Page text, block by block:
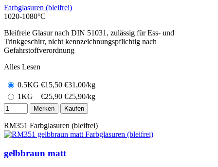
Farbglasuren (bleifrei)
1020-1080°C
Bleifreie Glasur nach DIN 51031, zulässig für Ess- und
Trinkgeschirr, nicht kennzeichnungspflichtig nach
Gefahrstoffverordnung
Alles Lesen
0.5KG €15,50 €31,00/kg
1KG
€25,90 €25,90/kg
Merken Kaufen
RM351 Farbglasuren (bleifrei)
gelbbraun matt